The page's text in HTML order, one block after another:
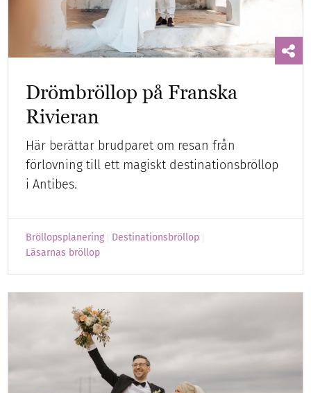
Drömbröllop på Franska
Rivieran
Här berättar brudparet om resan från
förlovning till ett magiskt destinationsbröllop
i Antibes.
Bröllopsplanering
Destinationsbröllop
Läsarnas bröllop